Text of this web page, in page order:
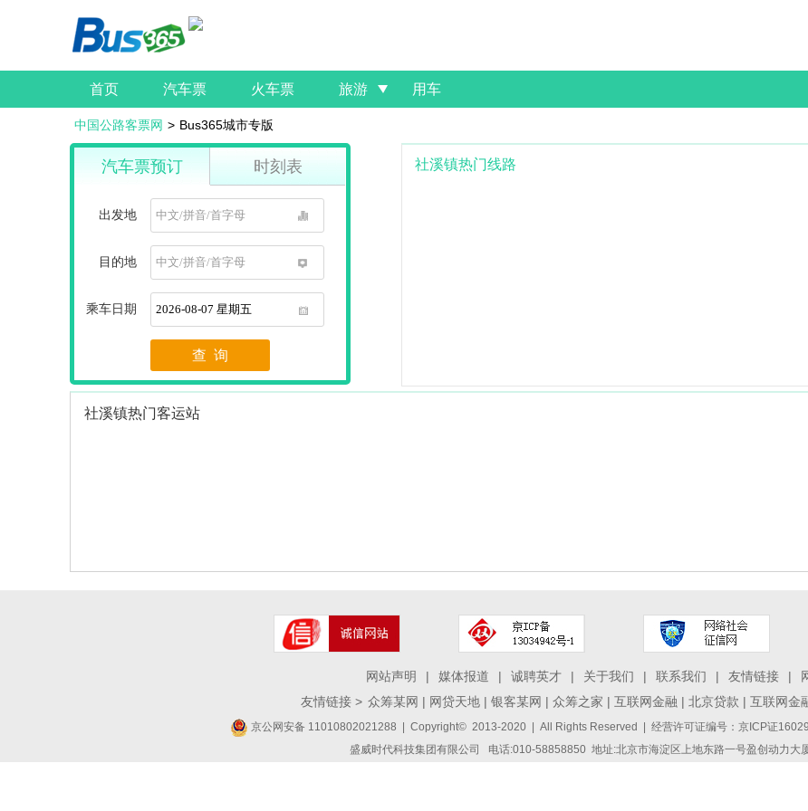
首页 汽车票 火车票 旅游 用车
中国公路客票网 > Bus365城市专版
汽车票预订 时刻表
出发地
目的地
1
乘车日期
1
查 询
社溪镇热门线路
社溪镇热门客运站
网站声明 | 媒体报道 | 诚聘英才 | 关于我们 | 联系我们 | 友情链接 |
友情链接 > 众筹某网 | 网贷天地 | 银客某网 | 众筹之家 | 互联网金融 | 北京贷款 | 互联网金
京公网安备 11010802021288 | Copyright© 2013-2020 | All Rights Reserved | 经营许可证编号：京ICP证
盛威时代科技集团有限公司 电话:010-58858850 地址:北京市海淀区上地东路一号盈创动力大